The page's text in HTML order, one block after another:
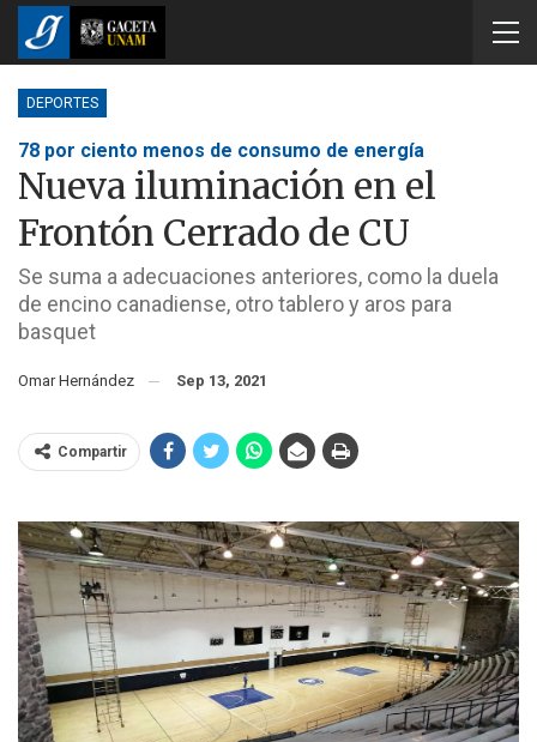
DEPORTES
78 por ciento menos de consumo de energía
Nueva iluminación en el
Frontón Cerrado de CU
Se suma a adecuaciones anteriores, como la duela
de encino canadiense, otro tablero y aros para
basquet
Omar Hernández Sep 13, 2021
Compartir